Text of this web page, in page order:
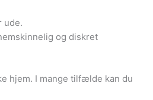
ude.
og diskret
hjem. I mange tilfælde kan du